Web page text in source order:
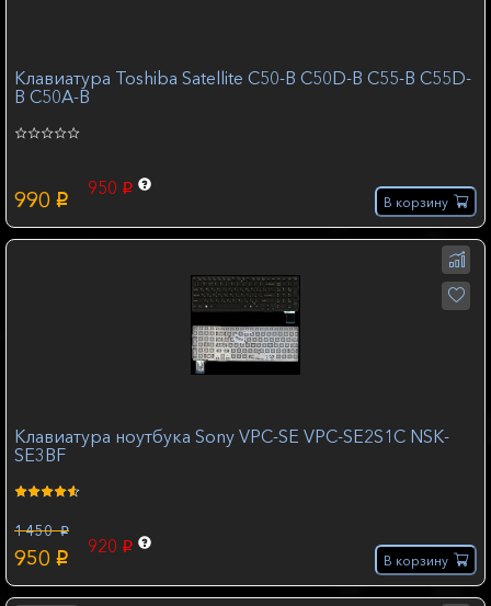
Клавиатура Toshiba Satellite C50-B C50D-B C55-B C55D-
B C50A-B
990 p
950 p
В корзину
Клавиатура ноутбука Sony VPC-SE VPC-SE2S1C NSK-
SE3BF
1 450 p
950 p
920 p
В корзину